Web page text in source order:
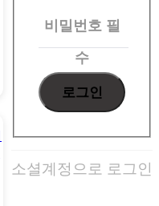
비밀번호 필
수
소셜계정으로 로그인